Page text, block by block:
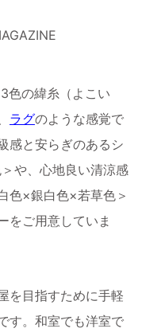
色の緯糸（よこい
ラグのような感覚で
感と安らぎのあるシ
や、心地良い清涼感
色×銀白色×若草色＞
をご用意していま
を目指すために手軽
す。和室でも洋室で